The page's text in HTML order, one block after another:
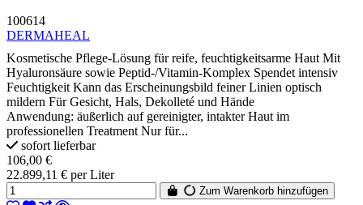
100614
DERMAHEAL
Kosmetische Pflege-Lösung für reife, feuchtigkeitsarme Haut Mit
Hyaluronsäure sowie Peptid-/Vitamin-Komplex Spendet intensiv
Feuchtigkeit Kann das Erscheinungsbild feiner Linien optisch
mildern Für Gesicht, Hals, Dekolleté und Hände
Anwendung: äußerlich auf gereinigter, intakter Haut im
professionellen Treatment Nur für...
sofort lieferbar
106,00 €
22.899,11 € per Liter
Zum Warenkorb hinzufügen